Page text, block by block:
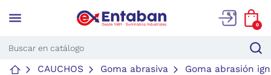
menu 0
CAUCHOS Goma abrasiva Goma abrasión